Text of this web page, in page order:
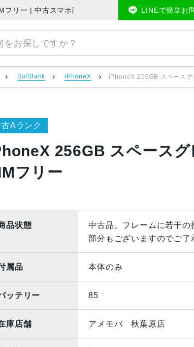
リー | 中古スマホ販売のアメモバマーケットLINEで簡単お
SoftBank iPhoneX iPhoneX 256GB スペース
Aランク
256GB スペース
フリー
品状態
中古品。フレームに若干
部分もございますのでご了
属品 本体のみ
ッテリー 85
庫店舗 アメモバ 秋葉原店